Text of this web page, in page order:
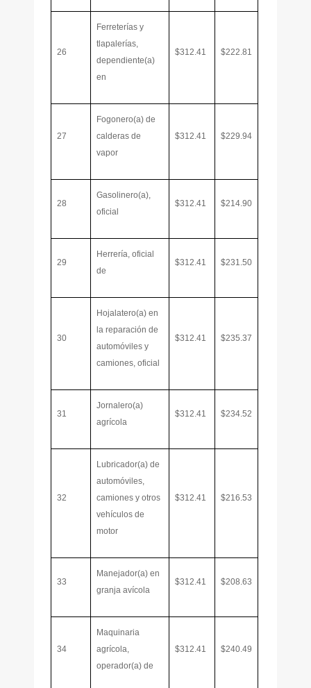
26
Ferreterías y
tlapalerías,
dependiente(a)
en
$312.41 $222.81
27
Fogonero(a) de
calderas de
vapor
$312.41 $229.94
28
Gasolinero(a),
oficial
$312.41 $214.90
29
Herrería, oficial
de
$312.41 $231.50
30
Hojalatero(a) en
la reparación de
automóviles y
camiones, oficial
$312.41 $235.37
31
Jornalero(a)
agrícola
$312.41 $234.52
32
Lubricador(a) de
automóviles,
camiones y otros
vehículos de
motor
$312.41 $216.53
33
Manejador(a) en
granja avícola
$312.41 $208.63
34
Maquinaria
agrícola,
operador(a) de
$312.41 $240.49